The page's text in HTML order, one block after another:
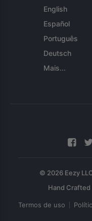
English
Español
Português
Deutsch
Mais...
© 2026 Eezy
Termos de uso